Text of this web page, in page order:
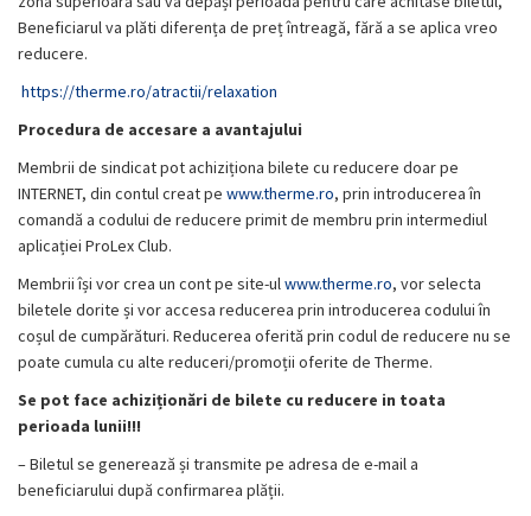
Beneficiarul va plăti diferența de preț întreagă, fără a se aplica vreo
reducere.
https://therme.ro/atractii/relaxation
Procedura de accesare a avantajului
Membrii de sindicat pot achiziționa bilete cu reducere doar pe
INTERNET, din contul creat pe www.therme.ro, prin introducerea în
comandă a codului de reducere primit de membru prin intermediul
aplicației ProLex Club.
Membrii își vor crea un cont pe site-ulwww.therme.ro, vor selecta
biletele dorite și vor accesa reducerea prin introducerea codului în
coșul de cumpărături. Reducerea oferită prin codul de reducere nu se
poate cumula cu alte reduceri/promoții oferite de Therme.
Se pot face achiziționări de bilete cu reducere in toata
perioada lunii!!!
– Biletul se generează și transmite pe adresa de e-mail a
beneficiarului după confirmarea plății.